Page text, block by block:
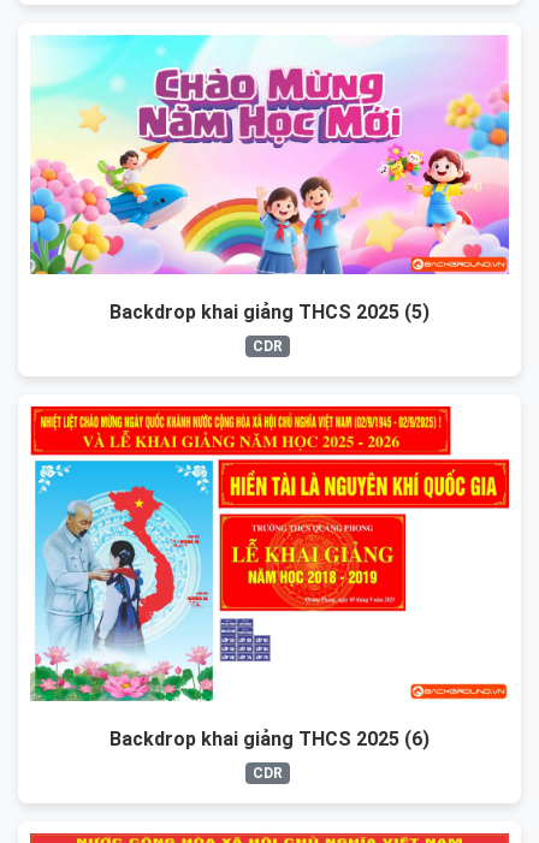
Backdrop khai giảng THCS 2025 (5)
CDR
Backdrop khai giảng THCS 2025 (6)
CDR